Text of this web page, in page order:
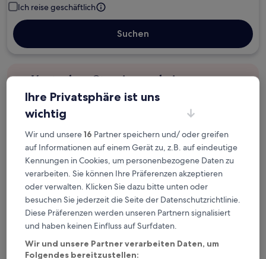
Ich reise geschäftlich
Suchen
Kostenlose Stornierung bei
Planänderungen
Verdiene Prämien für jede
wahrgenommene Übernachtung
Mehr sparen mit Preisen für Mitglieder
Überprüfe die Preise für diese Daten
Heute
5. Aug. - 6. Aug.
Morgen
Ihre Privatsphäre ist uns
wichtig
Wir und unsere16 Partner speichern und/ oder greifen
auf Informationen auf einem Gerät zu, z.B. auf eindeutige
Kennungen in Cookies, um personenbezogene Daten zu
verarbeiten. Sie können Ihre Präferenzen akzeptieren
oder verwalten. Klicken Sie dazu bitte unten oder
besuchen Sie jederzeit die Seite der Datenschutzrichtlinie.
Diese Präferenzen werden unseren Partnern signalisiert
und haben keinen Einfluss auf Surfdaten.
Wir und unsere Partner verarbeiten Daten, um
Folgendes bereitzustellen: